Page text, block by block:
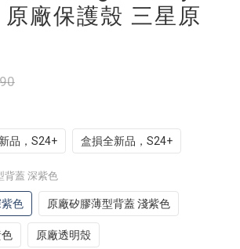
廠保護殼 三星原
品，S24+ 盒損全新品，S24+
背蓋 深紫色
色 原廠矽膠薄型背蓋 淺紫色
原廠透明殼